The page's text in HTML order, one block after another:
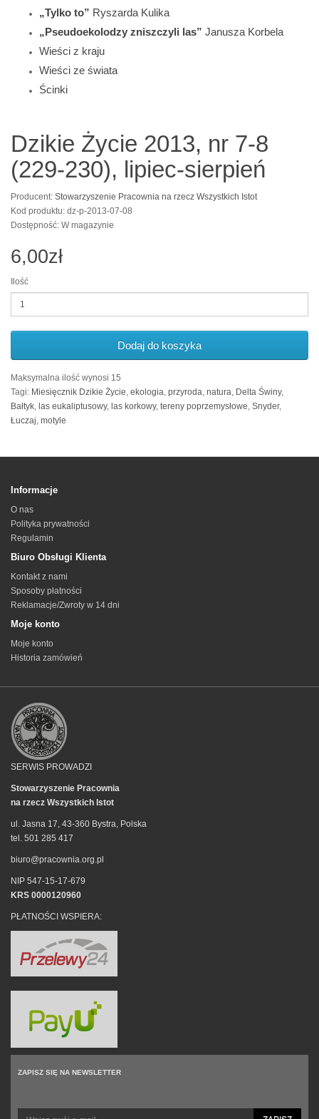
„Tylko to” Ryszarda Kulika
„Pseudoekolodzy zniszczyli las” Janusza Korbela
Wieści z kraju
Wieści ze świata
Ścinki
Dzikie Życie 2013, nr 7-8
(229-230), lipiec-sierpień
Producent: Stowarzyszenie Pracownia na rzecz Wszystkich Istot
Kod produktu: dz-p-2013-07-08
Dostępność: W magazynie
6,00zł
Ilość
Dodaj do koszyka
Maksymalna ilość wynosi 15
Tagi: Miesięcznik Dzikie Życie, ekologia, przyroda, natura, Delta Świny,
Bałtyk, las eukaliptusowy, las korkowy, tereny poprzemysłowe, Snyder,
Łuczaj, motyle
Informacje
O nas
Polityka prywatności
Regulamin
Biuro Obsługi Klienta
Kontakt z nami
Sposoby płatności
Reklamacje/Zwroty w 14 dni
Moje konto
Moje konto
Historia zamówień
SERWIS PROWADZI
Stowarzyszenie Pracownia
na rzecz Wszystkich Istot
ul. Jasna 17, 43-360 Bystra, Polska
tel. 501 285 417
biuro@pracownia.org.pl
NIP 547-15-17-679
KRS 0000120960
PŁATNOŚCI WSPIERA:
ZAPISZ SIĘ NA NEWSLETTER